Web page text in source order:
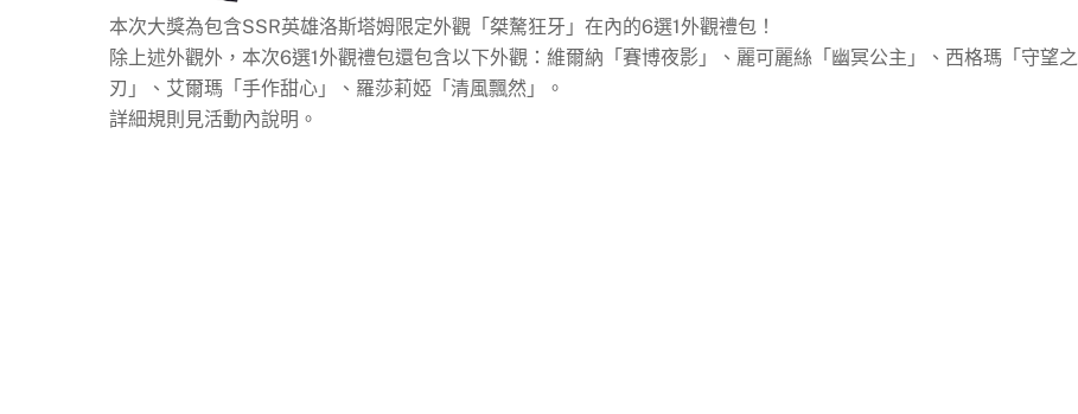
本次大獎為包含SSR英雄洛斯塔姆限定外觀「桀驁狂牙」在內的6選1外觀禮包！
除上述外觀外，本次6選1外觀禮包還包含以下外觀：維爾納「賽博夜影」、麗可麗絲「幽冥公主」、西格瑪「守望之
刃」、艾爾瑪「手作甜心」、羅莎莉婭「清風飄然」。
詳細規則見活動內說明。